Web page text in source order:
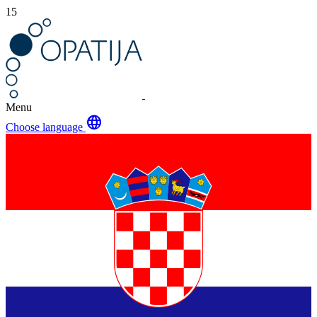
15
Menu
Choose language language